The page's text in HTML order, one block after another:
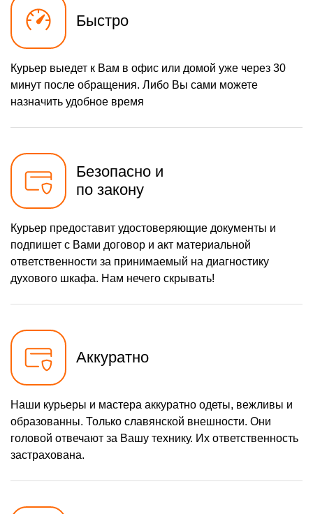
Быстро
Курьер выедет к Вам в офис или домой уже через 30
минут после обращения. Либо Вы сами можете
назначить удобное время
Безопасно и
по закону
Курьер предоставит удостоверяющие документы и
подпишет с Вами договор и акт материальной
ответственности за принимаемый на диагностику
духового шкафа. Нам нечего скрывать!
Аккуратно
Наши курьеры и мастера аккуратно одеты, вежливы и
образованны. Только славянской внешности. Они
головой отвечают за Вашу технику. Их ответственность
застрахована.